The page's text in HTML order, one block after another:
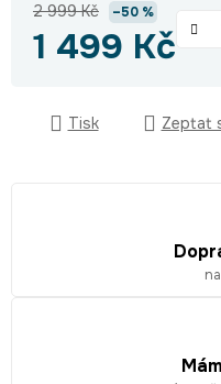
2 999 Kč –50 %
1 499 Kč
Tisk Zeptat